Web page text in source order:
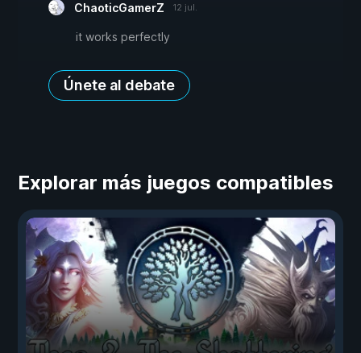
ChaoticGamerZ 12 jul.
it works perfectly
Únete al debate
Explorar más juegos compatibles